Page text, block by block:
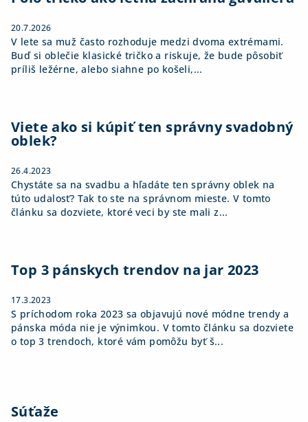
20.7.2026
V lete sa muž často rozhoduje medzi dvoma extrémami.
Buď si oblečie klasické tričko a riskuje, že bude pôsobiť
príliš ležérne, alebo siahne po košeli,...
Viete ako si kúpiť ten správny svadobný
oblek?
26.4.2023
Chystáte sa na svadbu a hľadáte ten správny oblek na
túto udalosť? Tak to ste na správnom mieste. V tomto
článku sa dozviete, ktoré veci by ste mali z...
Top 3 pánskych trendov na jar 2023
17.3.2023
S príchodom roka 2023 sa objavujú nové módne trendy a
pánska móda nie je výnimkou. V tomto článku sa dozviete
o top 3 trendoch, ktoré vám pomôžu byť š...
Súťaže